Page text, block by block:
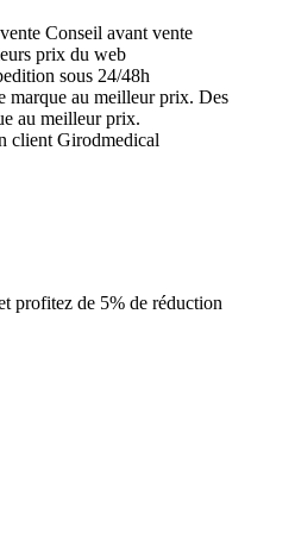
Conseil avant vente
prix du web
sous 24/48h
Des
au meilleur prix.
client Girodmedical
profitez de 5% de réduction